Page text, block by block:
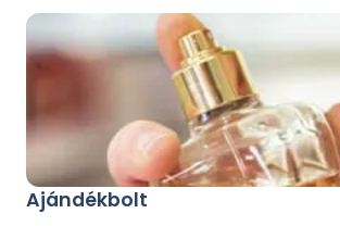
kényelmes első megálló a beszállás
utazás során.
Ajándékbolt